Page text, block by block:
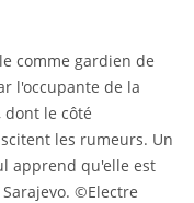
comme gardien de
l'occupante de la
dont le côté
les rumeurs. Un
apprend qu'elle est
©Electre